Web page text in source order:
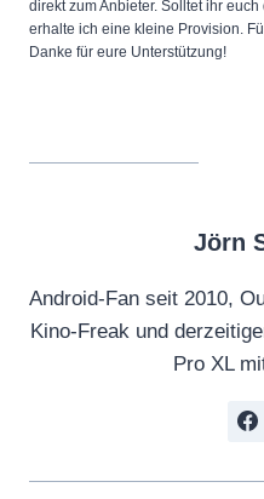
direkt zum Anbieter. Solltet ihr
erhalte ich eine kleine Provision.
Danke für eure Unterstützung!
Jörn
Android-Fan seit 2010,
Kino-Freak und
Pro XL